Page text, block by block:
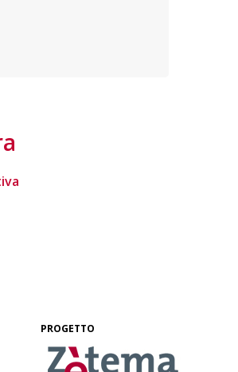
PROGETTO